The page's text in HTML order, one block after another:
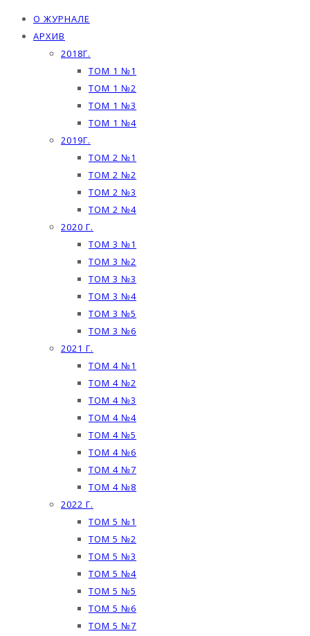
О ЖУРНАЛЕ
АРХИВ
2018Г.
ТОМ 1 №1
ТОМ 1 №2
ТОМ 1 №3
ТОМ 1 №4
2019Г.
ТОМ 2 №1
ТОМ 2 №2
ТОМ 2 №3
ТОМ 2 №4
2020 Г.
ТОМ 3 №1
ТОМ 3 №2
ТОМ 3 №3
ТОМ 3 №4
ТОМ 3 №5
ТОМ 3 №6
2021 Г.
ТОМ 4 №1
ТОМ 4 №2
ТОМ 4 №3
ТОМ 4 №4
ТОМ 4 №5
ТОМ 4 №6
ТОМ 4 №7
ТОМ 4 №8
2022 Г.
ТОМ 5 №1
ТОМ 5 №2
ТОМ 5 №3
ТОМ 5 №4
ТОМ 5 №5
ТОМ 5 №6
ТОМ 5 №7